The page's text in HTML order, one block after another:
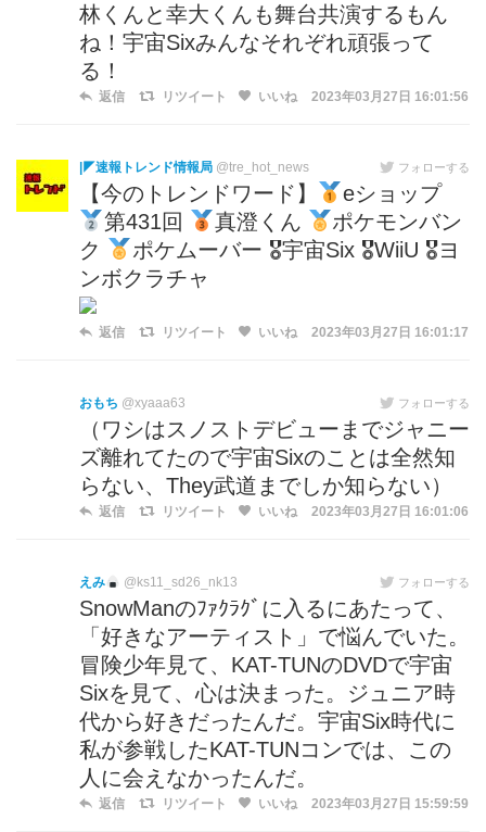
林くんと幸大くんも舞台共演するもん
ね！宇宙Sixみんなそれぞれ頑張って
る！
返信 リツイート いいね 2023年03月27日 16:01:56
|◤速報トレンド情報局 @tre_hot_news フォローする
【今のトレンドワード】
eショップ
第431回
真澄くん
ポケモンバン
ク
ポケムーバー 🎖宇宙Six 🎖WiiU 🎖ヨ
ンボクラチャ
返信 リツイート いいね 2023年03月27日 16:01:17
おもち @xyaaa63 フォローする
（ワシはスノストデビューまでジャニー
ズ離れてたので宇宙Sixのことは全然知
らない、They武道までしか知らない）
返信 リツイート いいね 2023年03月27日 16:01:06
えみ @ks11_sd26_nk13 フォローする
SnowManのﾌｧｸﾗｸﾞに入るにあたって、
「好きなアーティスト」で悩んでいた。
冒険少年見て、KAT-TUNのDVDで宇宙
Sixを見て、心は決まった。ジュニア時
代から好きだったんだ。宇宙Six時代に
私が参戦したKAT-TUNコンでは、この
人に会えなかったんだ。
返信 リツイート いいね 2023年03月27日 15:59:59